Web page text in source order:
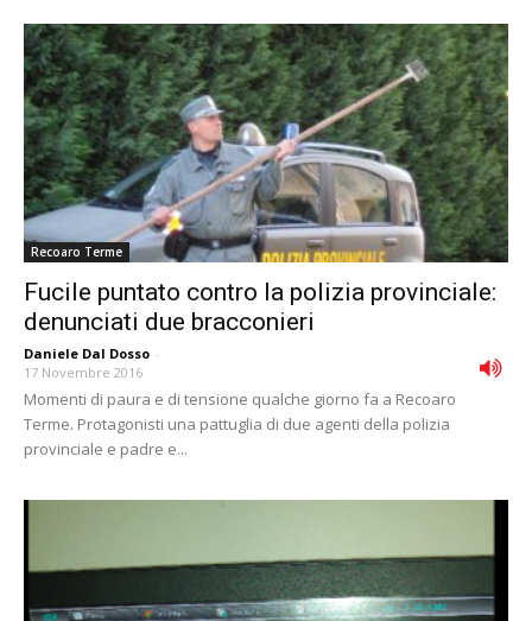
Recoaro Terme
Fucile puntato contro la polizia provinciale:
denunciati due bracconieri
Daniele Dal Dosso -
17 Novembre 2016
Momenti di paura e di tensione qualche giorno fa a Recoaro
Terme. Protagonisti una pattuglia di due agenti della polizia
provinciale e padre e...